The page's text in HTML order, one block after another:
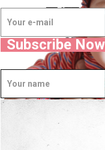
बस अपना
सभी नवीनतम
अब मैं
Subscribe Now